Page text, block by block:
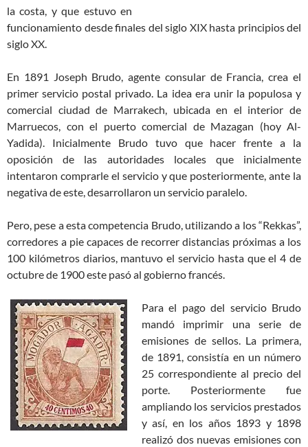
la costa, y que estuvo en
funcionamiento desde finales del siglo XIX hasta principios del
siglo XX.
En 1891 Joseph Brudo, agente consular de Francia, crea el
primer servicio postal privado. La idea era unir la populosa y
comercial ciudad de Marrakech, ubicada en el interior de
Marruecos, con el puerto comercial de Mazagan (hoy Al-
Yadida). Inicialmente Brudo tuvo que hacer frente a la
oposición de las autoridades locales que inicialmente
intentaron comprarle el servicio y que posteriormente, ante la
negativa de este, desarrollaron un servicio paralelo.
Pero, pese a esta competencia Brudo, utilizando a los “Rekkas”,
corredores a pie capaces de recorrer distancias próximas a los
100 kilómetros diarios, mantuvo el servicio hasta que el 4 de
octubre de 1900 este pasó al gobierno francés.
Para el pago del servicio Brudo
mandó imprimir una serie de
emisiones de sellos. La primera,
de 1891, consistía en un número
25 correspondiente al precio del
porte. Posteriormente fue
ampliando los servicios prestados
y así, en los años 1893 y 1898
realizó dos nuevas emisiones con